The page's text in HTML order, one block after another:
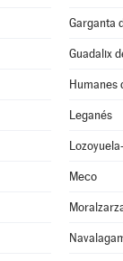
Garganta
Guadalix
Humanes
Leganés
Meco